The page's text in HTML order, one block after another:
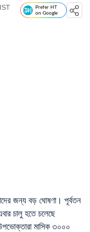
Prefer HT
on Google
জন্য বড় ঘোষণা। পূর্বতন
চালু হতে চলেছে
মাসিক ৩০০০